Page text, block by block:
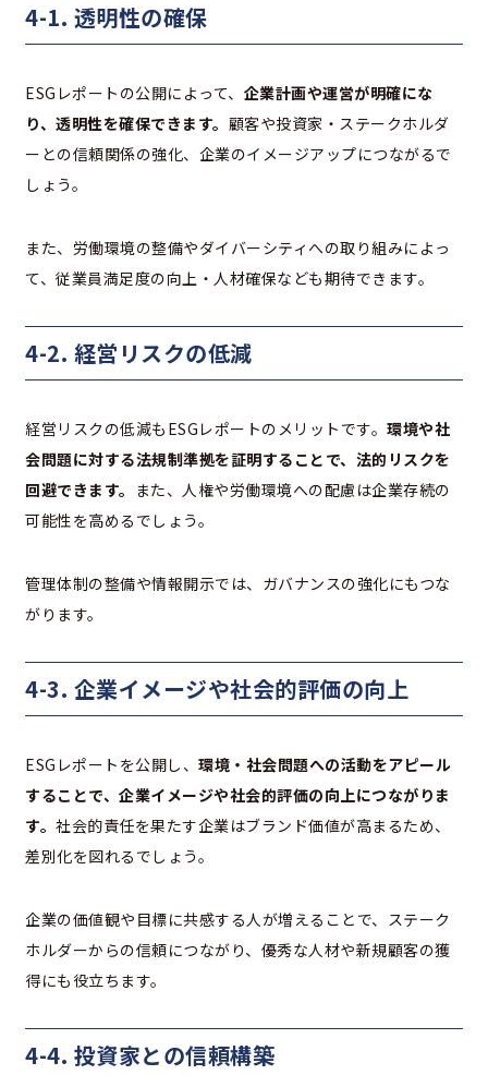
4-1. 透明性の確保
ESGレポートの公開によって、 企業計画や運営が明確にな
り、透明性を確保できます。 顧客や投資家・ステークホルダ
ーとの信頼関係の強化、企業のイメージアップにつながるで
しょう。
また、労働環境の整備やダイバーシティへの取り組みによっ
て、従業員満足度の向上・人材確保なども期待できます。
4-2. 経営リスクの低減
経営リスクの低減もESGレポートのメリットです。 環境や社
会問題に対する法規制準拠を証明することで、法的リスクを
回避できます。 また、人権や労働環境への配慮は企業存続の
可能性を高めるでしょう。
管理体制の整備や情報開示では、ガバナンスの強化にもつな
がります。
4-3. 企業イメージや社会的評価の向上
ESGレポートを公開し、 環境・社会問題への活動をアピール
することで、企業イメージや社会的評価の向上につながりま
す。 社会的責任を果たす企業はブランド価値が高まるため、
差別化を図れるでしょう。
企業の価値観や目標に共感する人が増えることで、ステーク
ホルダーからの信頼につながり、優秀な人材や新規顧客の獲
得にも役立ちます。
4-4. 投資家との信頼構築